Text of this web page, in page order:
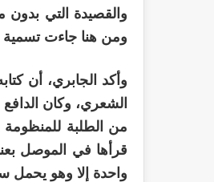
والقصيدة التي بدون
ومن هنا جاءت تسمية
وأكد الجابري، أن
الشعري، وكان
من الطلبة
قرأها في الموصل
واحدة إلا وهو يحمل